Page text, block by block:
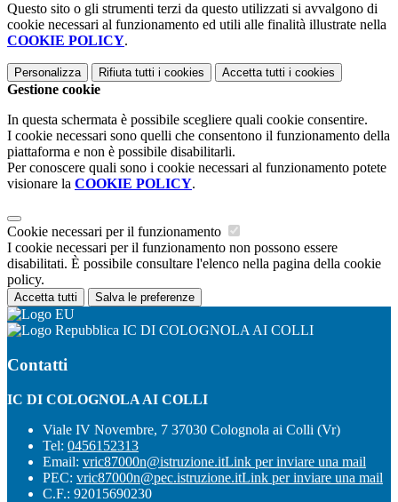
Questo sito o gli strumenti terzi da questo utilizzati si avvalgono di
cookie necessari al funzionamento ed utili alle finalità illustrate nella
COOKIE POLICY.
Personalizza Rifiuta tutti i cookies Accetta tutti i cookies
Gestione cookie
In questa schermata è possibile scegliere quali cookie consentire.
I cookie necessari sono quelli che consentono il funzionamento della
piattaforma e non è possibile disabilitarli.
Per conoscere quali sono i cookie necessari al funzionamento potete
visionare la COOKIE POLICY.
Cookie necessari per il funzionamento
I cookie necessari per il funzionamento non possono essere
disabilitati. È possibile consultare l'elenco nella pagina della cookie
policy.
Accetta tutti Salva le preferenze
IC DI COLOGNOLA AI COLLI
Contatti
IC DI COLOGNOLA AI COLLI
Viale IV Novembre, 7 37030 Colognola ai Colli (Vr)
Tel: 0456152313
Email: vric87000n@istruzione.itLink per inviare una mail
PEC: vric87000n@pec.istruzione.itLink per inviare una mail
C.F.: 92015690230